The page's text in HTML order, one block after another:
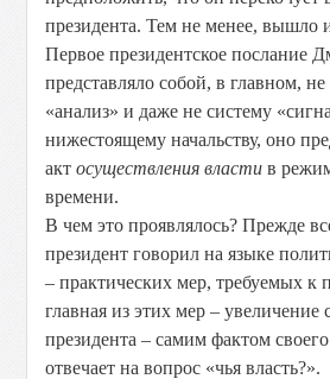
президента. Тем не менее, вышло
Первое президентское послание
представляло собой, в главном,
«анализ» и даже не систему
нижестоящему начальству, оно
актосуществления власти в
времени.
В чем это проявлялось? Прежде
президент говорил на языке
– практических мер, требуемых к
главная из этих мер –
президента – самим фактом
отвечает на вопрос «чья власть?».